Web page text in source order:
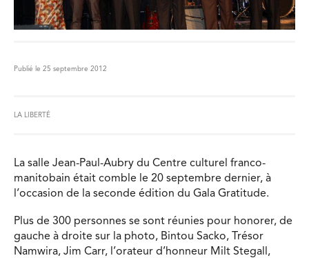
Publié le 25 septembre 2012
LA LIBERTÉ
La salle Jean-Paul-Aubry du Centre culturel franco-
manitobain était comble le 20 septembre dernier, à
l’occasion de la seconde édition du Gala Gratitude.
Plus de 300 personnes se sont réunies pour honorer, de
gauche à droite sur la photo, Bintou Sacko, Trésor
Namwira, Jim Carr, l’orateur d’honneur Milt Stegall,